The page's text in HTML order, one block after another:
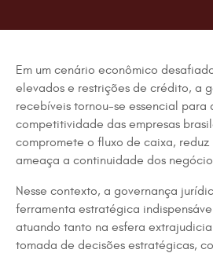
Em um cenário econômico
elevados e restrições de crédito, a
recebíveis tornou-se essencial para
competitividade das empresas
compromete o fluxo de caixa, reduz
ameaça a continuidade dos
Nesse contexto, a governança
ferramenta estratégica
atuando tanto na esfera
tomada de decisões estratégicas,